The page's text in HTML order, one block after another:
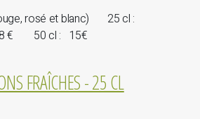
rosé et blanc) 25 cl :
8 € 50 cl : 15€
FRAÎCHES - 25 CL